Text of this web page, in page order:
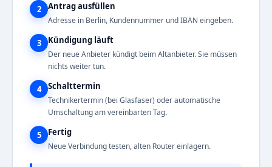
2 Antrag ausfüllen
Adresse in Berlin, Kundennummer und IBAN eingeben.
3 Kündigung läuft
Der neue Anbieter kündigt beim Altanbieter. Sie müssen
nichts weiter tun.
4 Schalttermin
Technikertermin (bei Glasfaser) oder automatische
Umschaltung am vereinbarten Tag.
5 Fertig
Neue Verbindung testen, alten Router einlagern.